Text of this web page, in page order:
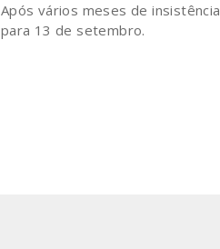
Após vários meses de
para 13 de setembro.